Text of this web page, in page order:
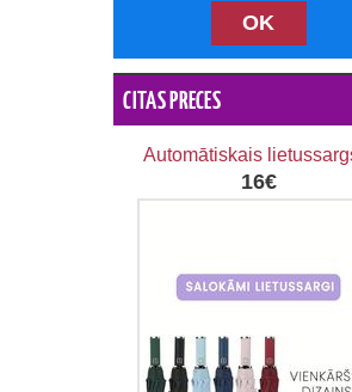
CITAS PRECES
Automātiskais
16€